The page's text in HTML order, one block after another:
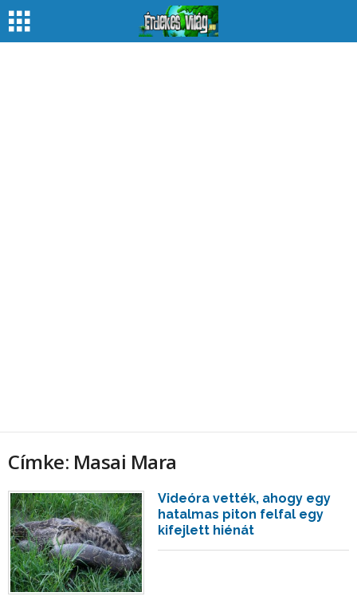
Címke: Masai Mara
Videóra vették, ahogy egy
hatalmas piton felfal egy
kifejlett hiénát